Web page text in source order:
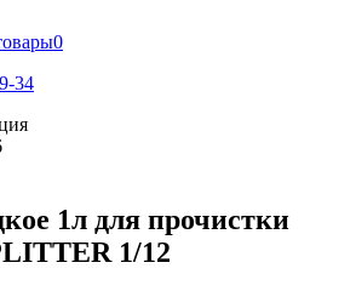
0
34
1л для прочистки
1/12